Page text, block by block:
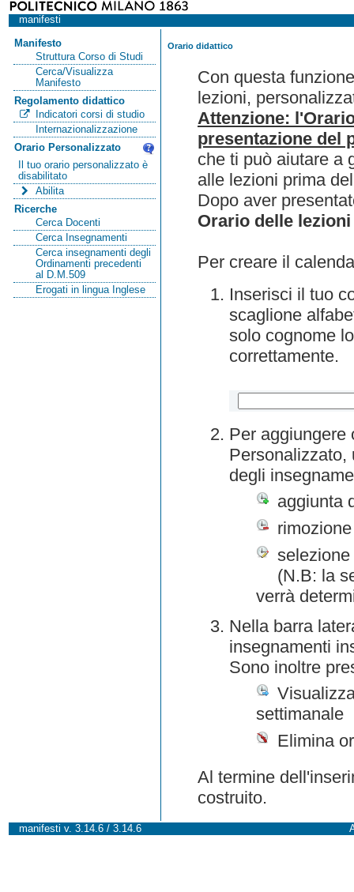
manifesti
Manifesto
Struttura Corso di Studi
Cerca/Visualizza
Manifesto
Regolamento didattico
Indicatori corsi di studio
Internazionalizzazione
Orario Personalizzato
Il tuo orario personalizzato è
disabilitato
Abilita
Ricerche
Cerca Docenti
Cerca Insegnamenti
Cerca insegnamenti degli
Ordinamenti precedenti
al D.M.509
Erogati in lingua Inglese
Orario didattico
Con questa
lezioni,
Attenzione:
presentazione del
che ti può aiutare a
alle lezioni prima
Dopo aver
Orario delle lezioni
Per creare il
Inserisci il tuo
scaglione
solo cognome
correttamente.
Per aggiungere
Personalizzato,
degli
aggiunta
(N.B: la
verrà
Nella barra
insegnamenti
Sono inoltre
settimanale
Elimina
Al termine
costruito.
manifesti v. 3.14.6 / 3.14.6